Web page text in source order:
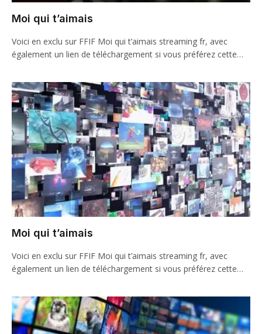
Moi qui t’aimais
Voici en exclu sur FFIF Moi qui t’aimais streaming fr, avec
également un lien de téléchargement si vous préférez cette…
Moi qui t’aimais
Voici en exclu sur FFIF Moi qui t’aimais streaming fr, avec
également un lien de téléchargement si vous préférez cette…